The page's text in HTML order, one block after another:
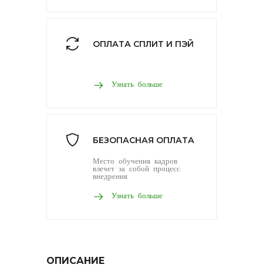
ОПЛАТА СПЛИТ И ПЭЙ
Узнать больше
БЕЗОПАСНАЯ ОПЛАТА
Место обучения кадров
влечет за собой процесс
внедрения
Узнать больше
ОПИСАНИЕ